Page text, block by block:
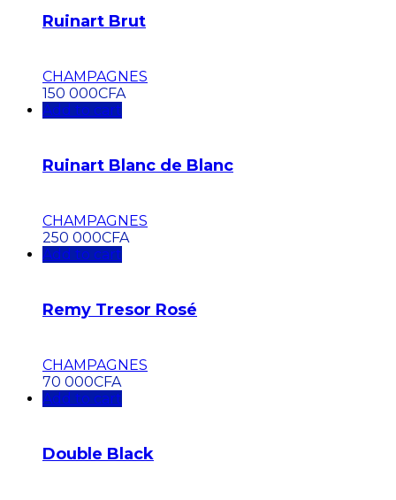
Ruinart Brut
CHAMPAGNES
150 000CFA
Add to cart
Ruinart Blanc de Blanc
CHAMPAGNES
250 000CFA
Add to cart
Remy Tresor Rosé
CHAMPAGNES
70 000CFA
Add to cart
Double Black